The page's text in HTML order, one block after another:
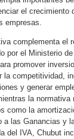
el crecimiento
empresas.
complementa el
por el Ministerio
promover
la competitividad,
y generar
la normativa
como la
a las Ganancias y
del IVA, Chubut